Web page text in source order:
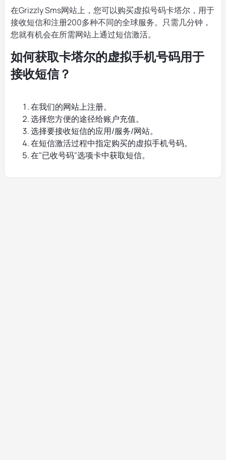
在Grizzly Sms网站上，您可以购买虚拟号码卡塔尔，用于
接收短信和注册200多种不同的全球服务。只需几分钟，
您就有机会在所需网站上通过短信激活。
如何获取卡塔尔的虚拟手机号码用于
接收短信？
在我们的网站上注册。
选择您方便的途径给账户充值。
选择要接收短信的应用/服务/网站。
在短信激活过程中指定购买的虚拟手机号码。
在"已收号码"选项卡中获取短信。